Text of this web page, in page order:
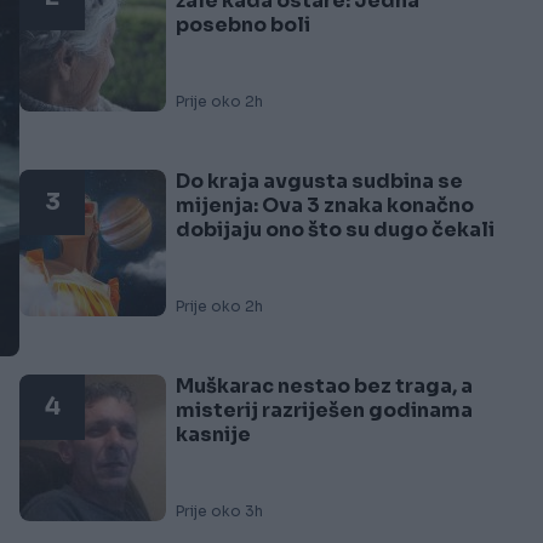
posebno boli
Prije oko 2h
3
Do kraja avgusta sudbina se
mijenja: Ova 3 znaka konačno
dobijaju ono što su dugo čekali
Prije oko 2h
4
Muškarac nestao bez traga, a
misterij razriješen godinama
kasnije
Prije oko 3h